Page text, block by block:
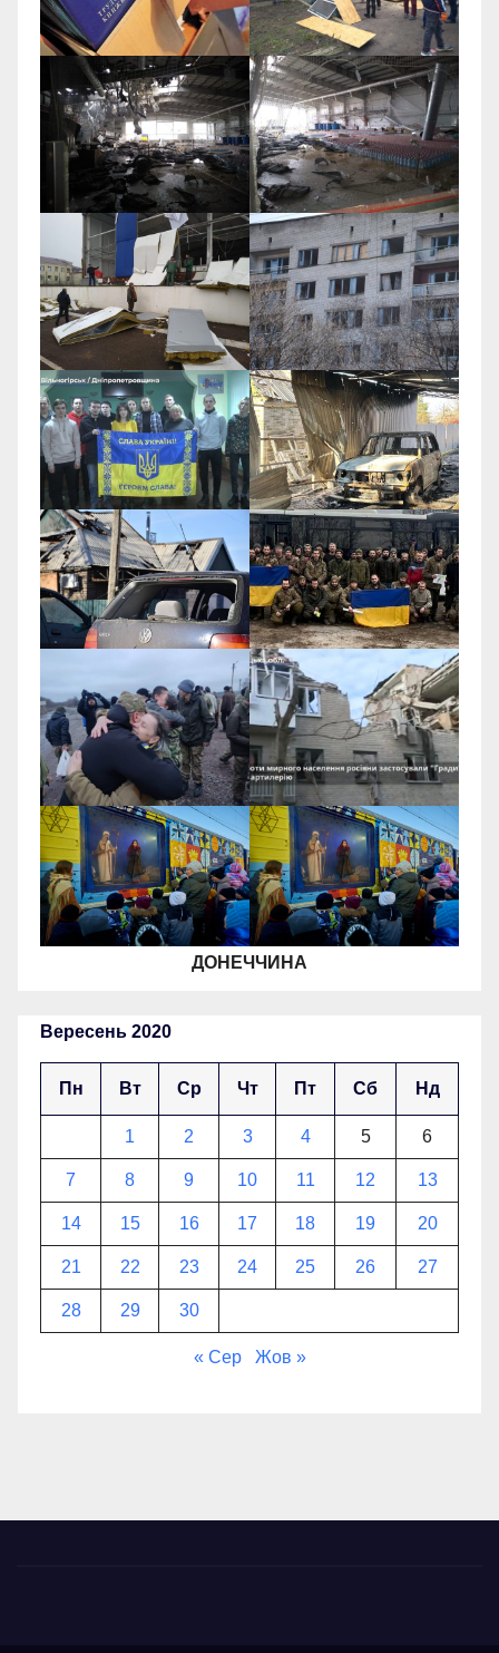
ДОНЕЧЧИНА
Вересень 2020
Пн Вт Ср Чт Пт Сб Нд
1 2 3 4 5 6
7 8 9 10 11 12 13
14 15 16 17 18 19 20
21 22 23 24 25 26 27
28 29 30
« Сер Жов »